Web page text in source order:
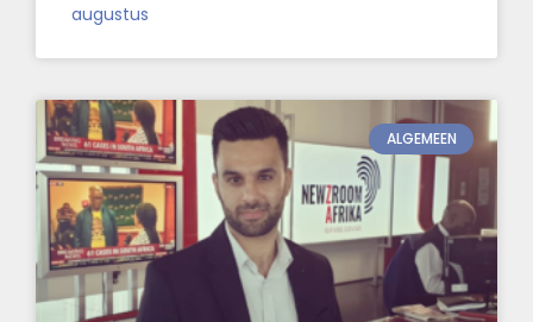
augustus
ALGEMEEN